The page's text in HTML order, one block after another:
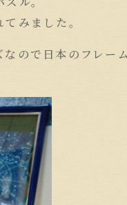
みました。
なので日本のフレー